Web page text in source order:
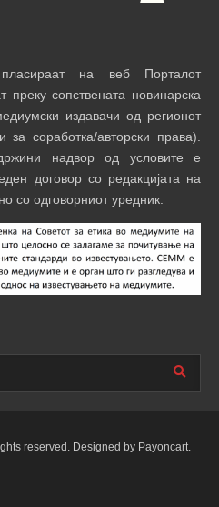
на веб Порталот
преку сопствената новинарска
издавачи од регионот
за соработка/авторски права).
надвор од условите е
договор со редакцијата на
со одговорниот уредник.
reserved. Designed by Payoncart.